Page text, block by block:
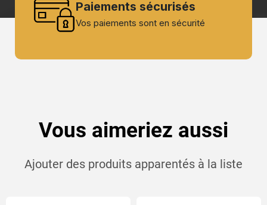
Paiements sécurisés
Vos paiements sont en sécurité
Vous aimeriez aussi
Ajouter des produits apparentés à la liste